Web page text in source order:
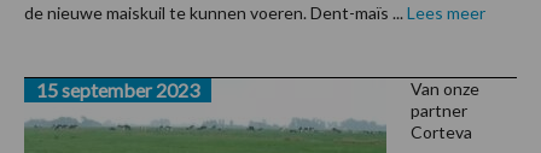
de nieuwe maiskuil te kunnen voeren. Dent-maïs ... Lees meer
Van onze
partner
Corteva
15 september 2023